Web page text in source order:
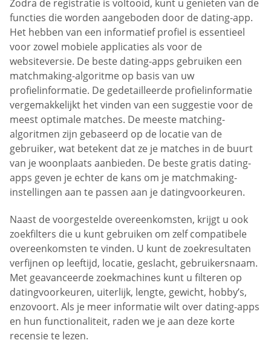
Zodra de registratie is voltooid, kunt u genieten van de
functies die worden aangeboden door de dating-app.
Het hebben van een informatief profiel is essentieel
voor zowel mobiele applicaties als voor de
websiteversie. De beste dating-apps gebruiken een
matchmaking-algoritme op basis van uw
profielinformatie. De gedetailleerde profielinformatie
vergemakkelijkt het vinden van een suggestie voor de
meest optimale matches. De meeste matching-
algoritmen zijn gebaseerd op de locatie van de
gebruiker, wat betekent dat ze je matches in de buurt
van je woonplaats aanbieden. De beste gratis dating-
apps geven je echter de kans om je matchmaking-
instellingen aan te passen aan je datingvoorkeuren.
Naast de voorgestelde overeenkomsten, krijgt u ook
zoekfilters die u kunt gebruiken om zelf compatibele
overeenkomsten te vinden. U kunt de zoekresultaten
verfijnen op leeftijd, locatie, geslacht, gebruikersnaam.
Met geavanceerde zoekmachines kunt u filteren op
datingvoorkeuren, uiterlijk, lengte, gewicht, hobby’s,
enzovoort. Als je meer informatie wilt over dating-apps
en hun functionaliteit, raden we je aan deze korte
recensie te lezen.